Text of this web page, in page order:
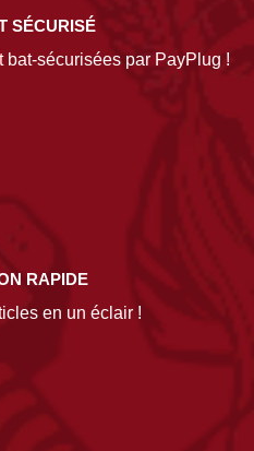
SÉCURISÉ
bat-sécurisées par PayPlug !
RAPIDE
en un éclair !